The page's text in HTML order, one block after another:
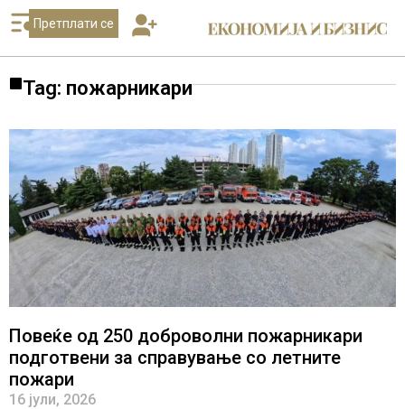
Претплати се
Tag: пожарникари
Повеќе од 250 доброволни пожарникари
подготвени за справување со летните
пожари
16 јули, 2026